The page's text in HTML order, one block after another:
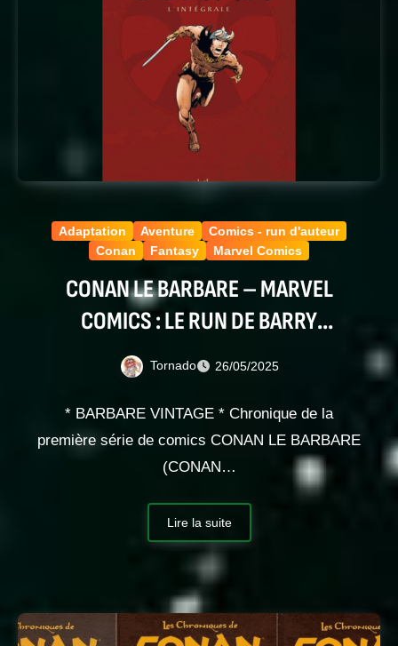
Adaptation Aventure
Comics - run d'auteur
Conan
Fantasy Marvel Comics
CONAN LE BARBARE – MARVEL
COMICS : LE RUN DE BARRY
WINDSOR-SMITH
Tornado 26/05/2025
* BARBARE VINTAGE * Chronique de la
première série de comics CONAN LE BARBARE
(CONAN…
Lire la suite